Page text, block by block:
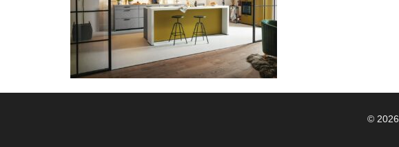
© 2026